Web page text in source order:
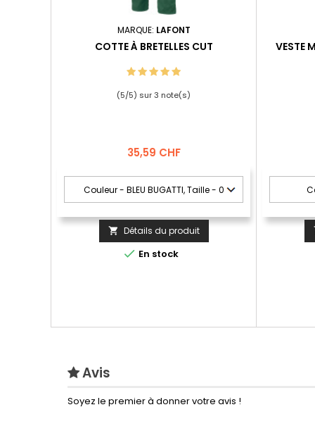
MARQUE: LAFONT
COTTE À BRETELLES CUT
(5/5) sur3 note(s)
Prix
35,59 CHF
 Détails du produit
 En stock
VESTE
Avis
Soyez le premier à donner votre avis !